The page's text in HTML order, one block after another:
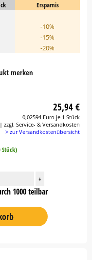
Ersparnis
-10%
-15%
-20%
merken
25,94 €
0,02594 Euro je 1 Stück
zzgl. Service- & Versandkosten
> zur Versandkostenübersicht
+
1000 teilbar